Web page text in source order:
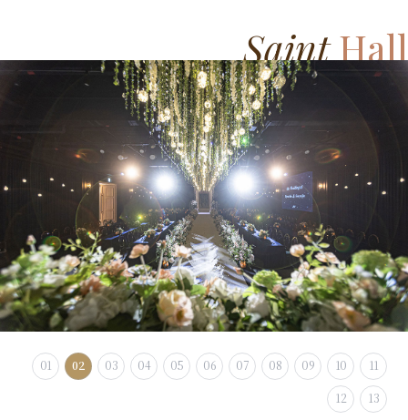
SaintHall
01 02 03 04 05 06 07 08 09 10 11
12 13